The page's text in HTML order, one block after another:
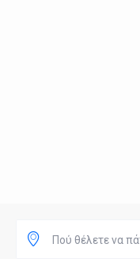
Πού θέλετε να